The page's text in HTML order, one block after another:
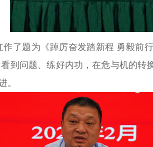
了题为《踔厉奋发踏新程 勇毅前
到问题、练好内功，在危与机的转
。